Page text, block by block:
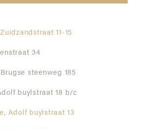
Zuidzandstraat 11-15
34
Brugse steenweg 185
buylstraat 18 b/c
Adolf buylstraat 13